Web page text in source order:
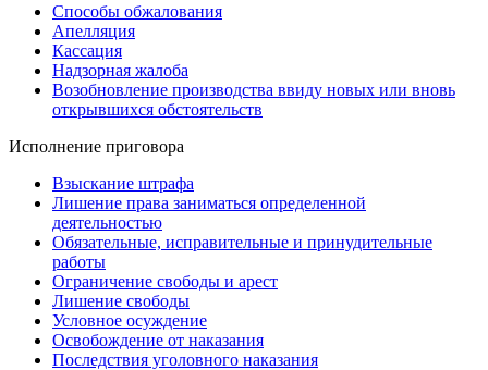
Способы обжалования
Апелляция
Кассация
Надзорная жалоба
Возобновление производства ввиду новых или вновь
открывшихся обстоятельств
Исполнение приговора
Взыскание штрафа
Лишение права заниматься определенной
деятельностью
Обязательные, исправительные и принудительные
работы
Ограничение свободы и арест
Лишение свободы
Условное осуждение
Освобождение от наказания
Последствия уголовного наказания